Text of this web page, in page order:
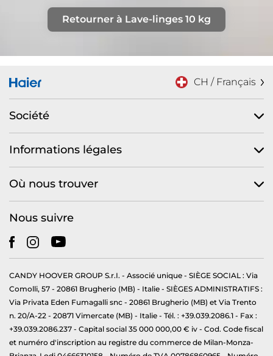
Retourner à Lave-linges 10 kg
CH / Français
Société
Informations légales
Où nous trouver
Nous suivre
CANDY HOOVER GROUP S.r.I. - Associé unique - SIÈGE SOCIAL : Via
Comolli, 57 - 20861 Brugherio (MB) - Italie - SIÈGES ADMINISTRATIFS :
Via Privata Eden Fumagalli snc - 20861 Brugherio (MB) et Via Trento
n. 20/A-22 - 20871 Vimercate (MB) - Italie - Tél. : +39.039.2086.1 - Fax :
+39.039.2086.237 - Capital social 35 000 000,00 € iv - Cod. Code fiscal
et numéro d'inscription au registre du commerce de Milan-Monza-